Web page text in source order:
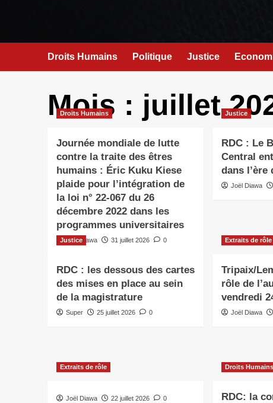
Droits Humains Politique Justice
Mois : juillet
Droits Humains
Journée mondiale de lutte
contre la traite des êtres
humains : Éric Kuku Kiese
plaide pour l’intégration de
la loi n° 22-067 du 26
décembre 2022 dans les
programmes universitaires
Joël Diawa 31 juillet 2026 0
Justice
RDC : Le
Central
dans l’ère
Joël Diawa
Justice
RDC : les dessous des cartes
des mises en place au sein
de la magistrature
Super 25 juillet 2026 0
Extraits de rôle
Tripaix/
rôle de
vendredi
Joël Diawa
Extraits de rôle
Joël Diawa 22 juillet 2026 0
Droits Humains
RDC: la